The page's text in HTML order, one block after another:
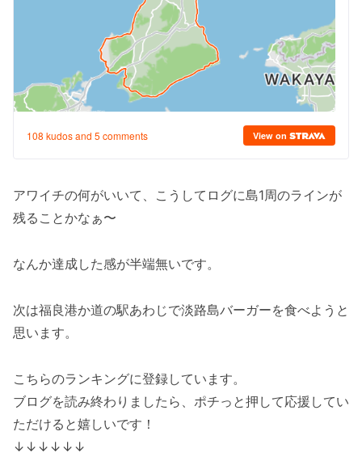
アワイチの何がいいて、こうしてログに島1周のラインが
残ることかなぁ〜
なんか達成した感が半端無いです。
次は福良港か道の駅あわじで淡路島バーガーを食べようと
思います。
こちらのランキングに登録しています。
ブログを読み終わりましたら、ポチっと押して応援してい
ただけると嬉しいです！
↓↓↓↓↓↓